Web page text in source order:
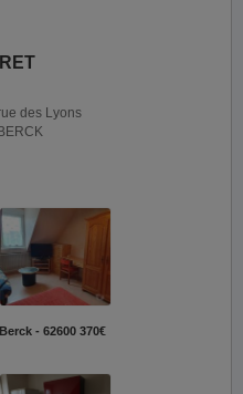
des Lyons
Berck - 62600 370€